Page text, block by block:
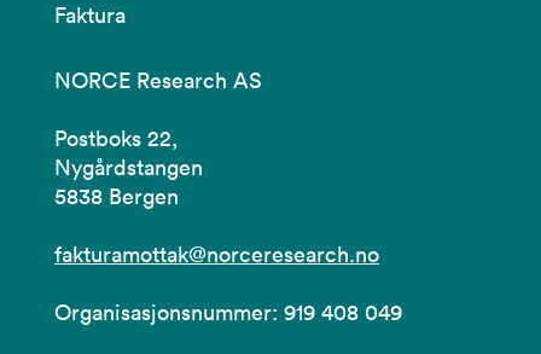
Faktura
NORCE Research AS
Postboks 22,
Nygårdstangen
5838 Bergen
fakturamottak@norceresearch.no
Organisasjonsnummer: 919 408 049